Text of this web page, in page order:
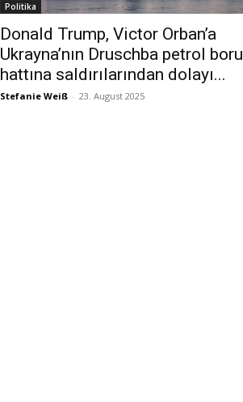
Politika
Donald Trump, Victor Orban’a
Ukrayna’nın Druschba petrol boru
hattına saldırılarından dolayı...
Stefanie Weiß - 23. August 2025